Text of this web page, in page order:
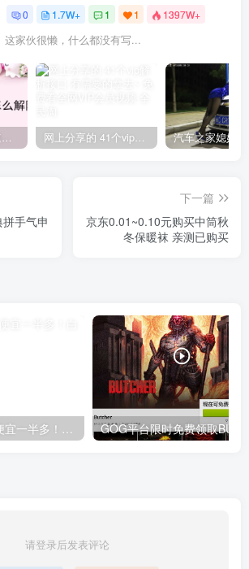
0 1.7W+ 1 1 1397W+
这家伙很懒，什么都没有写...
联通网络 解除限速方法参考！畅享、畅玩、老白干等及其它地区自测了 网上分享的 41个vip解析接口 有需要的拿去~ 免费看全网VIP会员视频
手气申
下一篇
京东0.01~0.10元购买中筒秋
冬保暖袜 亲测已购买
请登录后发表评论